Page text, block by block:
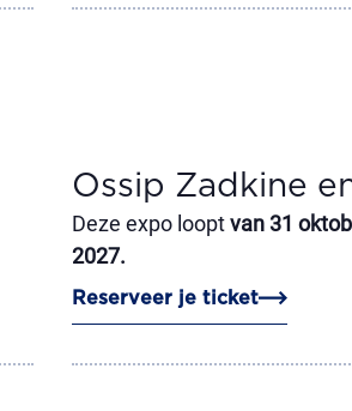
Ossip Zadkine
Deze expo looptvan 31
2027.
Reserveer je ticket